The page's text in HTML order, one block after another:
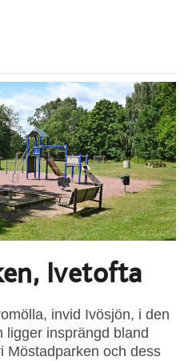
Ivetofta
invid Ivösjön, i den
ligger insprängd bland
Möstadparken och dess